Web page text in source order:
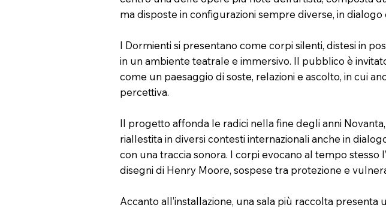
ma disposte in configurazioni sempre diverse, in
I Dormienti si presentano come corpi silenti, distesi in
in un ambiente teatrale e immersivo. Il pubblico è
come un paesaggio di soste, relazioni e ascolto, in cui
percettiva.
Il progetto affonda le radici nella fine degli anni
riallestita in diversi contesti internazionali anche in
con una traccia sonora. I corpi evocano al tempo
disegni di Henry Moore, sospese tra protezione e
Accanto all’installazione, una sala più raccolta